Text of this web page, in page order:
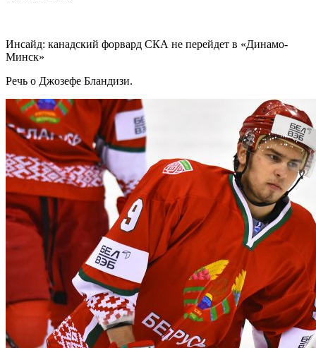
Инсайд: канадский форвард СКА не перейдет в «Динамо-
Минск»
Речь о Джозефе Бландизи.